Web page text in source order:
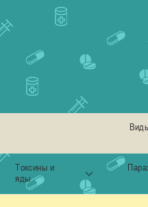
Токсины и
яды